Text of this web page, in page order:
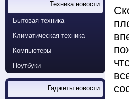
Техника новости
Бытовая техника
Климатическая техника
Компьютеры
Ноутбуки
Гаджеты новости